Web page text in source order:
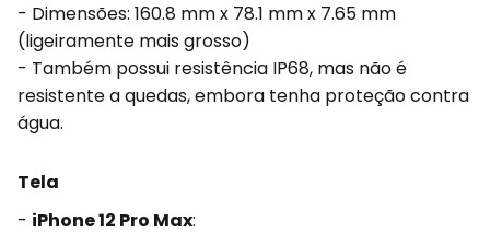
- Dimensões: 160.8 mm x 78.1 mm x 7.65 mm
(ligeiramente mais grosso)
- Também possui resistência IP68, mas não é
resistente a quedas, embora tenha proteção contra
água.
Tela
- iPhone 12 Pro Max: